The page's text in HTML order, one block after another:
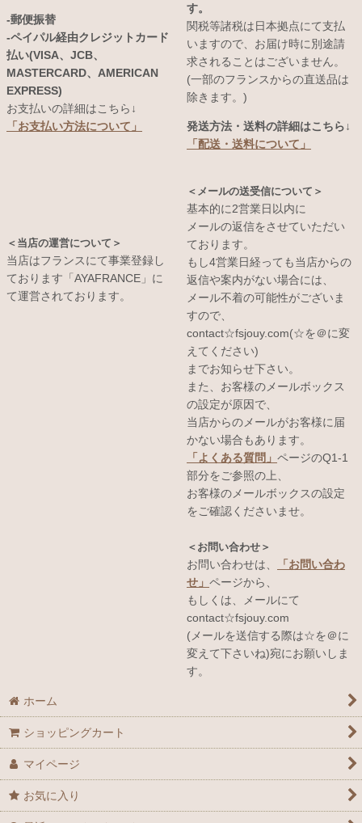
-郵便振替
-ペイパル経由クレジットカード
払い(VISA、JCB、
MASTERCARD、AMERICAN
EXPRESS)
お支払いの詳細はこちら↓
「お支払い方法について」
＜当店の運営について＞
当店はフランスにて事業登録し
ております「AYAFRANCE」に
て運営されております。
す。
関税等諸税は日本拠点にて支払
いますので、お届け時に別途請
求されることはございません。
(一部のフランスからの直送品は
除きます。)
発送方法・送料の詳細はこちら↓
「配送・送料について」
＜メールの送受信について＞
基本的に2営業日以内に
メールの返信をさせていただい
ております。
もし4営業日経っても当店からの
返信や案内がない場合には、
メール不着の可能性がございま
すので、
contact☆fsjouy.com(☆を＠に変
えてください)
までお知らせ下さい。
また、お客様のメールボックス
の設定が原因で、
当店からのメールがお客様に届
かない場合もあります。
「よくある質問」 ページのQ1-1
部分をご参照の上、
お客様のメールボックスの設定
をご確認くださいませ。
＜お問い合わせ＞
お問い合わせは、
「お問い合わ
せ」 ページから、
もしくは、メールにて
contact☆fsjouy.com
(メールを送信する際は☆を＠に
変えて下さいね)宛にお願いしま
す。
ホーム
ショッピングカート
マイページ
お気に入り